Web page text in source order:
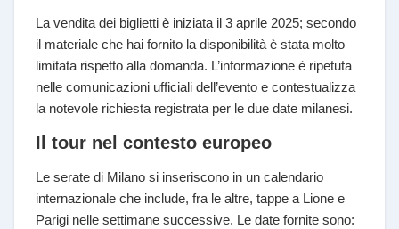
La vendita dei biglietti è iniziata il 3 aprile 2025; secondo
il materiale che hai fornito la disponibilità è stata molto
limitata rispetto alla domanda. L’informazione è ripetuta
nelle comunicazioni ufficiali dell’evento e contestualizza
la notevole richiesta registrata per le due date milanesi.
Il tour nel contesto europeo
Le serate di Milano si inseriscono in un calendario
internazionale che include, fra le altre, tappe a Lione e
Parigi nelle settimane successive. Le date fornite sono: